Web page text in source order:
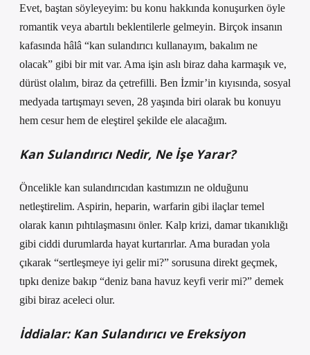
Evet, baştan söyleyeyim: bu konu hakkında konuşurken öyle
romantik veya abartılı beklentilerle gelmeyin. Birçok insanın
kafasında hâlâ “kan sulandırıcı kullanayım, bakalım ne
olacak” gibi bir mit var. Ama işin aslı biraz daha karmaşık ve,
dürüst olalım, biraz da çetrefilli. Ben İzmir’in kıyısında, sosyal
medyada tartışmayı seven, 28 yaşında biri olarak bu konuyu
hem cesur hem de eleştirel şekilde ele alacağım.
Kan Sulandırıcı Nedir, Ne İşe Yarar?
Öncelikle kan sulandırıcıdan kastımızın ne olduğunu
netleştirelim. Aspirin, heparin, warfarin gibi ilaçlar temel
olarak kanın pıhtılaşmasını önler. Kalp krizi, damar tıkanıklığı
gibi ciddi durumlarda hayat kurtarırlar. Ama buradan yola
çıkarak “sertleşmeye iyi gelir mi?” sorusuna direkt geçmek,
tıpkı denize bakıp “deniz bana havuz keyfi verir mi?” demek
gibi biraz aceleci olur.
İddialar: Kan Sulandırıcı ve Ereksiyon